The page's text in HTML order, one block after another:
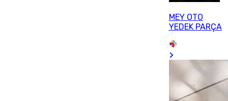
MEY OTO
YEDEK PARÇA